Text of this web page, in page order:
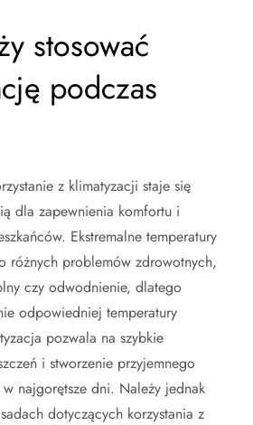
stosować
podczas
z klimatyzacji staje się
dla zapewnienia komfortu i
Ekstremalne temperatury
różnych problemów zdrowotnych,
czy odwodnienie, dlatego
odpowiedniej temperatury
pozwala na szybkie
i stworzenie przyjemnego
najgorętsze dni. Należy jednak
dotyczących korzystania z